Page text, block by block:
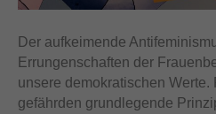
Der aufkeimende
Errungenschaften der
unsere demokratischen
gefährden grundlegende